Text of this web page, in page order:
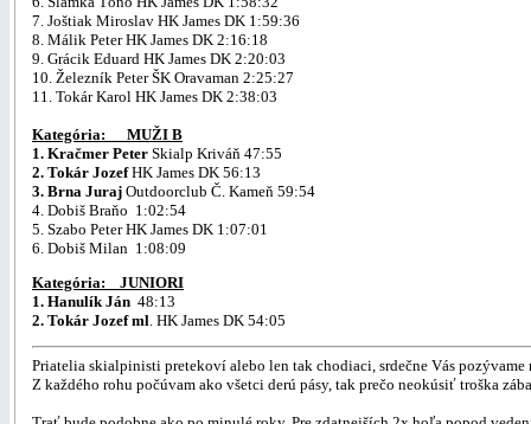
7. Joštiak Miroslav HK James DK 1:59:36
8. Málik Peter HK James DK 2:16:18
9. Grácik Eduard HK James DK 2:20:03
10. Železník Peter ŠK Oravaman 2:25:27
11. Tokár Karol HK James DK 2:38:03
Kategória: MUŽI B
1. Kračmer Peter Skialp Kriváň 47:55
2. Tokár JozefHK James DK 56:13
3. Brna Juraj Outdoorclub Č. Kameň 59:54
4. Dobiš Braňo 1:02:54
5. Szabo Peter HK James DK 1:07:01
6. Dobiš Milan 1:08:09
Kategória: JUNIORI
1. Hanulík Ján 48:13
2. Tokár Jozef ml. HK James DK 54:05
Priatelia skialpinisti pretekoví alebo len tak chodiaci, srdečne Vás
Z každého rohu počúvam ako všetci derú pásy, tak prečo neokúsiť troška